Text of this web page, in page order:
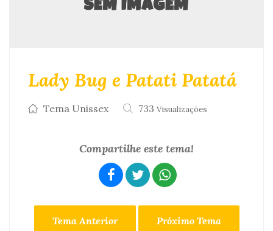
Lady Bug e Patati Patatá
Tema Unissex 733 Visualizações
Compartilhe este tema!
Tema Anterior Próximo Tema